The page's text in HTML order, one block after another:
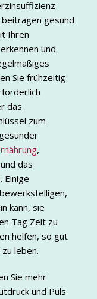
beitragen gesund
Ihren
und
Sie frühzeitig
das
zum
,
und das
Einige
kann, sie
Tag Zeit zu
helfen, so gut
leben.
Sie mehr
und Puls